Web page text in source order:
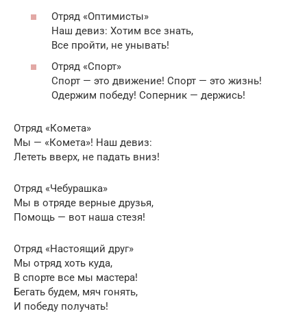
Отряд «Оптимисты»
Наш девиз: Хотим все знать,
Все пройти, не унывать!
Отряд «Спорт»
Спорт — это движение! Спорт — это жизнь!
Одержим победу! Соперник — держись!
Отряд «Комета»
Мы — «Комета»! Наш девиз:
Лететь вверх, не падать вниз!
Отряд «Чебурашка»
Мы в отряде верные друзья,
Помощь — вот наша стезя!
Отряд «Настоящий друг»
Мы отряд хоть куда,
В спорте все мы мастера!
Бегать будем, мяч гонять,
И победу получать!